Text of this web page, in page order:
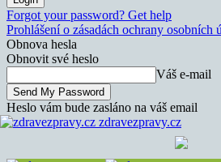
Forgot your password? Get help
Prohlášení o zásadách ochrany osobních
Obnova hesla
Obnovit své heslo
Váš e-mail
Heslo vám bude zasláno na váš email
zdravezpravy.cz